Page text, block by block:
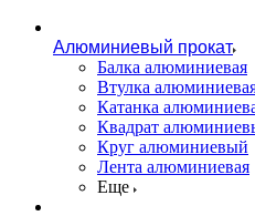
Алюминиевый прокат
Балка алюминиевая
Втулка
Катанка
Квадрат
Круг алюминиевый
Лента алюминиевая
Еще